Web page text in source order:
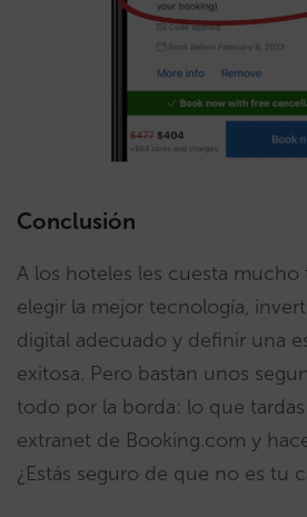
Conclusión
A los hoteles les cuesta
elegir la mejor tecnología,
digital adecuado y definir una
exitosa. Pero bastan unos
todo por la borda: lo que
extranet de Booking.com y
¿Estás seguro de que no es tu